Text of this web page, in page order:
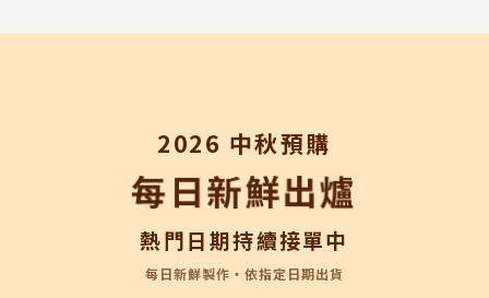
2026 中秋預購
每日新鮮出爐
熱門日期持續接單中
每日新鮮製作・依指定日期出貨